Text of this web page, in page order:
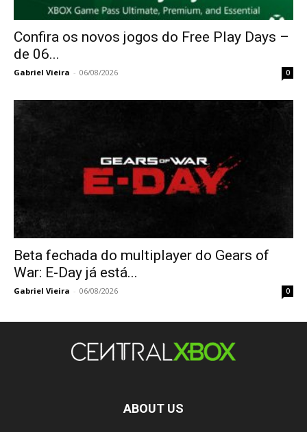
Confira os novos jogos do Free Play Days –
de 06...
Gabriel Vieira - 06/08/2026 0
Beta fechada do multiplayer do Gears of
War: E-Day já está...
Gabriel Vieira - 06/08/2026 0
ABOUT US